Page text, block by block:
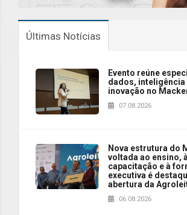
Últimas Notícias
Evento reúne
dados,
inovação no
07.08.2026
Nova estrutura do
voltada ao ensino, à
capacitação e à
executiva é
abertura da
06.08.2026